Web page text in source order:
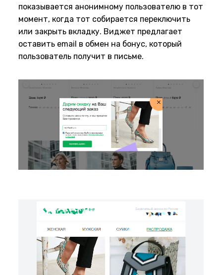
показывается анонимному пользователю в тот
момент, когда тот собирается переключить
или закрыть вкладку. Виджет предлагает
оставить email в обмен на бонус, который
пользователь получит в письме.